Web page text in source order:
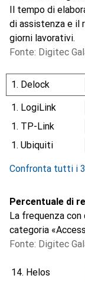
Il tempo di
di assistenza e il
giorni lavorativi.
Fonte: Digitec
1. Delock
1. LogiLink
1. TP-Link
1. Ubiquiti
Confronta tutti i
Percentuale di
La frequenza
categoria
Fonte: Digitec
14. Helos